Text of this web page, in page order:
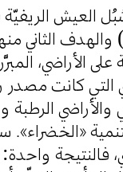
العيش
الثاني
التي كانت
الرطبة
«الخضراء».
فالنتيجة